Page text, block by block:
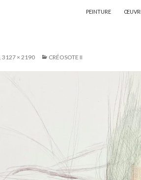
PEINTURE
3127 × 2190 CRÉOSOTE II